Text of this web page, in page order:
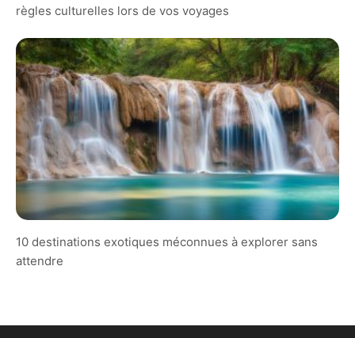
règles culturelles lors de vos voyages
10 destinations exotiques méconnues à explorer sans
attendre